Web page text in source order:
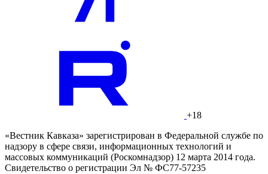
+18
«Вестник Кавказа» зарегистрирован в Федеральной службе по
надзору в сфере связи, информационных технологий и
массовых коммуникаций (Роскомнадзор) 12 марта 2014 года.
Свидетельство о регистрации Эл № ФС77-57235